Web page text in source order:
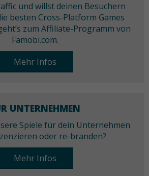
und willst deinen Besuchern
besten Cross-Platform Games
zum Affiliate-Programm von
Famobi.com.
Mehr Infos
UNTERNEHMEN
Spiele für dein Unternehmen
oder re-branden?
Mehr Infos